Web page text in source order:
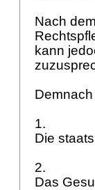
Nach
kann
1.
Die
2.
Das